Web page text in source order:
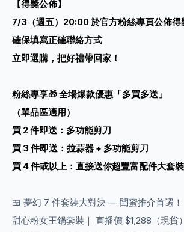
【得獎公佈】
7/3（週五）20:00 於官方粉絲專頁公佈
確保填寫正確聯絡方式
立即選購，把好禮帶回家！
粉絲專享🎁 全場爆款優惠「多買多送」
（單品區適用）
買 2 件即送：多功能剪刀
買 3 件即送：拉蒜器 + 多功能剪刀
買 4 件或以上：直接送你超豐富配件大套裝
🍱 夢幻 7 件套裝大對決 — 閨蜜推介首選！
甜心粉女王鍋套裝｜ 直播價 $1,288（現貨）